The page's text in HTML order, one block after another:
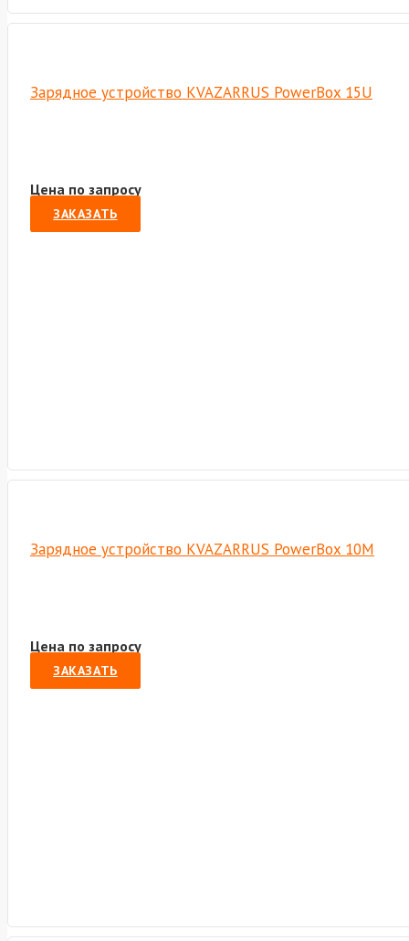
Зарядное устройство KVAZARRUS PowerBox 15U
Цена по запросу
ЗАКАЗАТЬ
Зарядное устройство KVAZARRUS PowerBox 10M
Цена по запросу
ЗАКАЗАТЬ